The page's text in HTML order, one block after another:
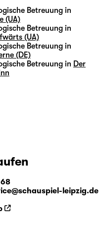
Betreuung in
(UA)
Betreuung in
(UA)
Betreuung in
(DE)
Betreuung in Der
leipzig.de